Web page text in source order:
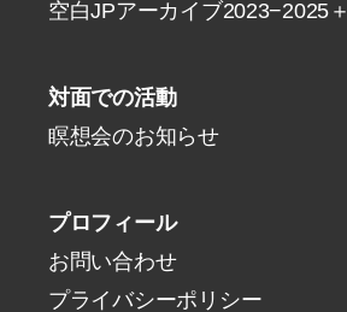
空白JPアーカイブ2023−2025＋
対面での活動
瞑想会のお知らせ
プロフィール
お問い合わせ
プライバシーポリシー